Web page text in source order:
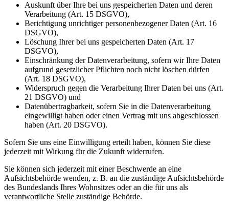
Auskunft über Ihre bei uns gespeicherten Daten und deren
Verarbeitung (Art. 15 DSGVO),
Berichtigung unrichtiger personenbezogener Daten (Art. 16
DSGVO),
Löschung Ihrer bei uns gespeicherten Daten (Art. 17
DSGVO),
Einschränkung der Datenverarbeitung, sofern wir Ihre Daten
aufgrund gesetzlicher Pflichten noch nicht löschen dürfen
(Art. 18 DSGVO),
Widerspruch gegen die Verarbeitung Ihrer Daten bei uns (Art.
21 DSGVO) und
Datenübertragbarkeit, sofern Sie in die Datenverarbeitung
eingewilligt haben oder einen Vertrag mit uns abgeschlossen
haben (Art. 20 DSGVO).
Sofern Sie uns eine Einwilligung erteilt haben, können Sie diese
jederzeit mit Wirkung für die Zukunft widerrufen.
Sie können sich jederzeit mit einer Beschwerde an eine
Aufsichtsbehörde wenden, z. B. an die zuständige Aufsichtsbehörde
des Bundeslands Ihres Wohnsitzes oder an die für uns als
verantwortliche Stelle zuständige Behörde.